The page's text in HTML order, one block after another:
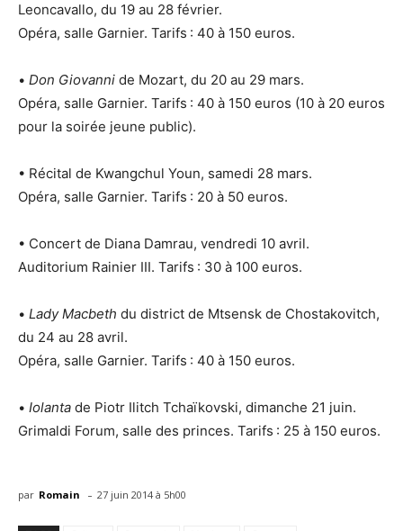
Leoncavallo, du 19 au 28 février.
Opéra, salle Garnier. Tarifs : 40 à 150 euros.
• Don Giovanni de Mozart, du 20 au 29 mars.
Opéra, salle Garnier. Tarifs : 40 à 150 euros (10 à 20 euros
pour la soirée jeune public).
• Récital de Kwangchul Youn, samedi 28 mars.
Opéra, salle Garnier. Tarifs : 20 à 50 euros.
• Concert de Diana Damrau, vendredi 10 avril.
Auditorium Rainier III. Tarifs : 30 à 100 euros.
• Lady Macbeth du district de Mtsensk de Chostakovitch,
du 24 au 28 avril.
Opéra, salle Garnier. Tarifs : 40 à 150 euros.
• Iolanta de Piotr Ilitch Tchaïkovski, dimanche 21 juin.
Grimaldi Forum, salle des princes. Tarifs : 25 à 150 euros.
par Romain - 27 juin 2014 à 5h00